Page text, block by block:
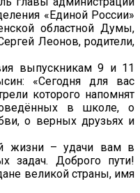
«Единой России»
областной Думы,
Леонов, родители,
выпускникам 9 и 11
«Сегодня для вас
которого напомнят
в школе, о
о верных друзьях и
жизни – удачи вам в
задач. Доброго пути!
великой страны, имя